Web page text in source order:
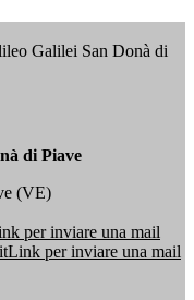
Galilei San Donà di
di Piave
(VE)
per inviare una mail
Link per inviare una mail